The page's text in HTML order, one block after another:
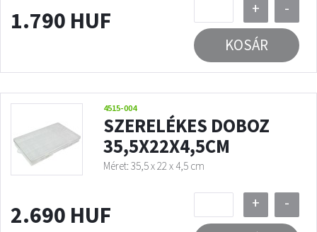
1.790 HUF +
-
KOSÁR
4515-004
SZERELÉKES DOBOZ
35,5X22X4,5CM
Méret: 35,5 x 22 x 4,5 cm
2.690 HUF +
-